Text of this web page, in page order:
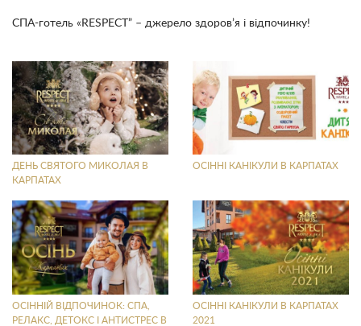
СПА-готель «RESPECT” – джерело здоров’я і відпочинку!
ДЕНЬ СВЯТОГО МИКОЛАЯ В
КАРПАТАХ
ОСІННІ КАНІКУЛИ В КАРПАТАХ
ОСІННІЙ ВІДПОЧИНОК: СПА,
РЕЛАКС, ДЕТОКС І АНТИСТРЕС В
ОСІННІ КАНІКУЛИ В КАРПАТАХ
2021